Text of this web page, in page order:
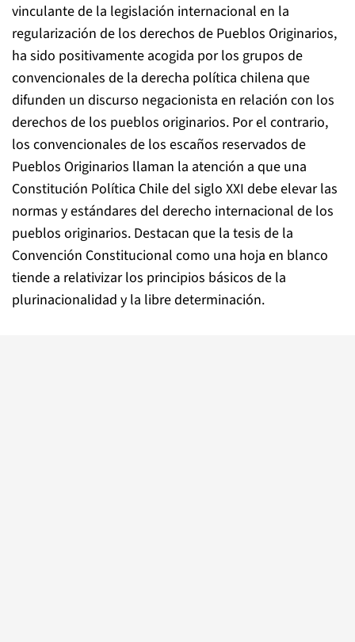
vinculante de la legislación internacional en la
regularización de los derechos de Pueblos Originarios,
ha sido positivamente acogida por los grupos de
convencionales de la derecha política chilena que
difunden un discurso negacionista en relación con los
derechos de los pueblos originarios. Por el contrario,
los convencionales de los escaños reservados de
Pueblos Originarios llaman la atención a que una
Constitución Política Chile del siglo XXI debe elevar las
normas y estándares del derecho internacional de los
pueblos originarios. Destacan que la tesis de la
Convención Constitucional como una hoja en blanco
tiende a relativizar los principios básicos de la
plurinacionalidad y la libre determinación.